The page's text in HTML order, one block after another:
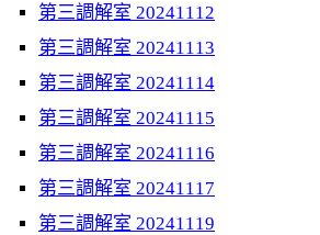
第三調解室 20241112
第三調解室 20241113
第三調解室 20241114
第三調解室 20241115
第三調解室 20241116
第三調解室 20241117
第三調解室 20241119